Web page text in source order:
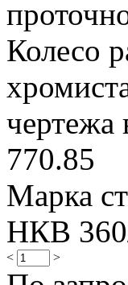
Колесо
чертежа
770.85
Марка
НКВ
< >